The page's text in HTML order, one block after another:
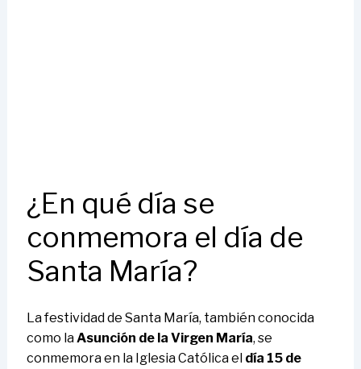
¿En qué día se
conmemora el día de
Santa María?
La festividad de Santa María, también conocida
como la Asunción de la Virgen María, se
conmemora en la Iglesia Católica el día 15 de